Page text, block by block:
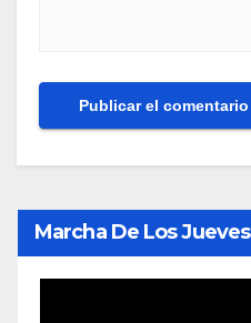
Marcha De Los Jueves